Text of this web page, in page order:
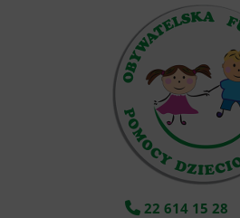
22 614 15 28